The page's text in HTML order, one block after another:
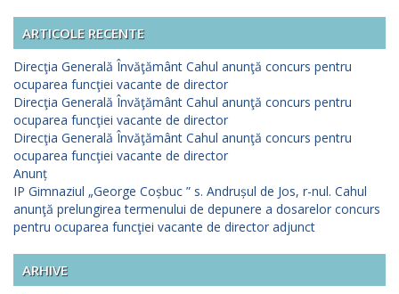
ARTICOLE RECENTE
Direcţia Generală Învăţământ Cahul anunţă concurs pentru
ocuparea funcţiei vacante de director
Direcţia Generală Învăţământ Cahul anunţă concurs pentru
ocuparea funcţiei vacante de director
Direcţia Generală Învăţământ Cahul anunţă concurs pentru
ocuparea funcţiei vacante de director
Anunț
IP Gimnaziul „George Coșbuc ” s. Andrușul de Jos, r-nul. Cahul
anunţă prelungirea termenului de depunere a dosarelor concurs
pentru ocuparea funcţiei vacante de director adjunct
ARHIVE